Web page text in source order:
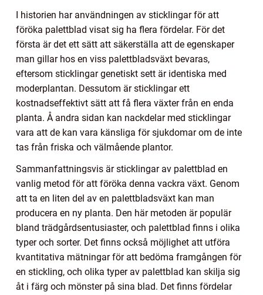
I historien har användningen av sticklingar för att
föröka palettblad visat sig ha flera fördelar. För det
första är det ett sätt att säkerställa att de egenskaper
man gillar hos en viss palettbladsväxt bevaras,
eftersom sticklingar genetiskt sett är identiska med
moderplantan. Dessutom är sticklingar ett
kostnadseffektivt sätt att få flera växter från en enda
planta. Å andra sidan kan nackdelar med sticklingar
vara att de kan vara känsliga för sjukdomar om de inte
tas från friska och välmående plantor.
Sammanfattningsvis är sticklingar av palettblad en
vanlig metod för att föröka denna vackra växt. Genom
att ta en liten del av en palettbladsväxt kan man
producera en ny planta. Den här metoden är populär
bland trädgårdsentusiaster, och palettblad finns i olika
typer och sorter. Det finns också möjlighet att utföra
kvantitativa mätningar för att bedöma framgången för
en stickling, och olika typer av palettblad kan skilja sig
åt i färg och mönster på sina blad. Det finns fördelar